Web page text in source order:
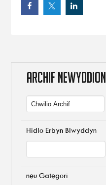
ARCHIF NEWYDDION
Hidlo Erbyn Blwyddyn
neu Gategori